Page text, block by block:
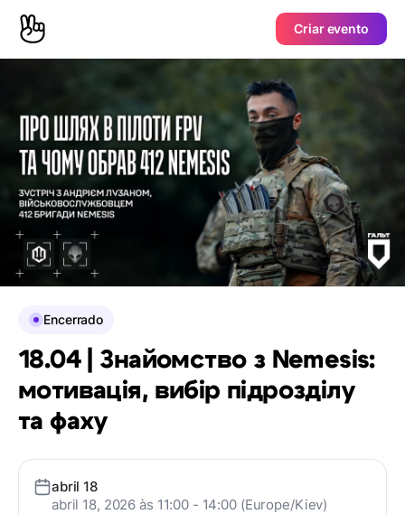
Criar evento
Encerrado
18.04 | Знайомство з Nemesis:
мотивація, вибір підрозділу
та фаху
abril 18
abril 18, 2026 às 11:00 - 14:00 (Europe/Kiev)